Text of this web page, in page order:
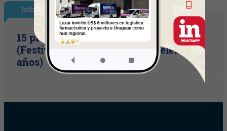
InfoShow
15 primaveras tienes que cumplir
(Festival Música de la Tierra celebra 15
años)